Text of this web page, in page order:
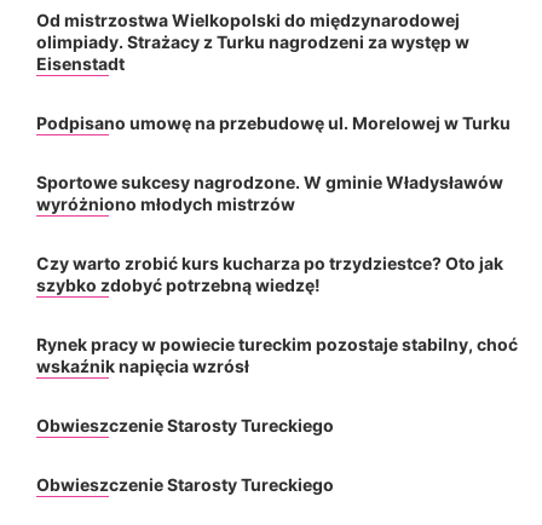
Od mistrzostwa Wielkopolski do międzynarodowej
olimpiady. Strażacy z Turku nagrodzeni za występ w
Eisenstadt
Podpisano umowę na przebudowę ul. Morelowej w Turku
Sportowe sukcesy nagrodzone. W gminie Władysławów
wyróżniono młodych mistrzów
Czy warto zrobić kurs kucharza po trzydziestce? Oto jak
szybko zdobyć potrzebną wiedzę!
Rynek pracy w powiecie tureckim pozostaje stabilny, choć
wskaźnik napięcia wzrósł
Obwieszczenie Starosty Tureckiego
Obwieszczenie Starosty Tureckiego